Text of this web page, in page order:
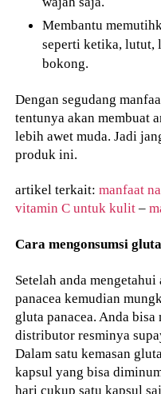
Membantu
seperti ketika, lutut,
bokong.
Dengan segudang
tentunya akan membuat
lebih awet muda. Jadi
produk ini.
artikel terkait:manfaat
vitamin C untuk kulit –
Cara mengonsumsi
Setelah anda
panacea kemudian
gluta panacea. Anda
distributor resminya
Dalam satu kemasan
kapsul yang bisa
hari cukup satu kapsul